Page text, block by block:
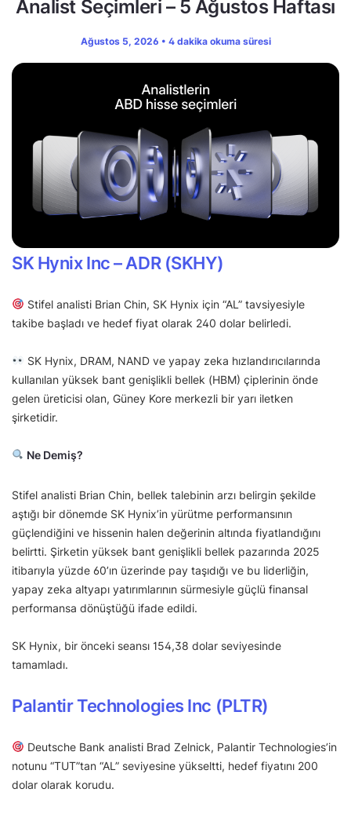
Analist Seçimleri – 5 Ağustos Haftası
Ağustos 5, 2026 • 4 dakika okuma süresi
SK Hynix Inc – ADR (SKHY)
Stifel analisti Brian Chin, SK Hynix için “AL” tavsiyesiyle
takibe başladı ve hedef fiyat olarak 240 dolar belirledi.
SK Hynix, DRAM, NAND ve yapay zeka hızlandırıcılarında
kullanılan yüksek bant genişlikli bellek (HBM) çiplerinin önde
gelen üreticisi olan, Güney Kore merkezli bir yarı iletken
şirketidir.
Ne Demiş?
Stifel analisti Brian Chin, bellek talebinin arzı belirgin şekilde
aştığı bir dönemde SK Hynix’in yürütme performansının
güçlendiğini ve hissenin halen değerinin altında fiyatlandığını
belirtti. Şirketin yüksek bant genişlikli bellek pazarında 2025
itibarıyla yüzde 60’ın üzerinde pay taşıdığı ve bu liderliğin,
yapay zeka altyapı yatırımlarının sürmesiyle güçlü finansal
performansa dönüştüğü ifade edildi.
SK Hynix, bir önceki seansı 154,38 dolar seviyesinde
tamamladı.
Palantir Technologies Inc (PLTR)
Deutsche Bank analisti Brad Zelnick, Palantir Technologies’in
notunu “TUT”tan “AL” seviyesine yükseltti, hedef fiyatını 200
dolar olarak korudu.